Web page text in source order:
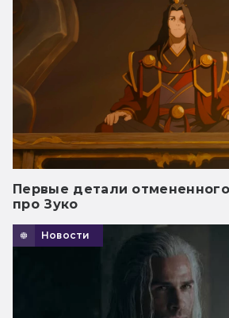
Первые детали
про Зуко
Новости